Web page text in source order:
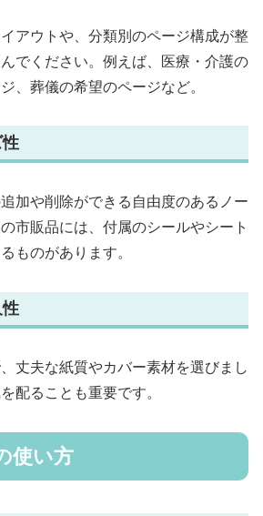
アウトや、分類別のページ構成が整
でください。例えば、医療・介護の
、葬儀の希望のページなど。
加や削除ができる自由度のあるノー
市販品には、付属のシールやシート
ものがあります。
丈夫な紙質やカバー素材を選びまし
配ることも重要です。
使い方